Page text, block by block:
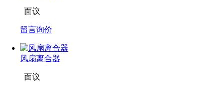
面议
留言询价
风扇离合器
面议